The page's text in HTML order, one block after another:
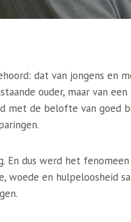
dat van jongens en
ouder, maar van
met de belofte van goed
dus werd het
en hulpeloosheid